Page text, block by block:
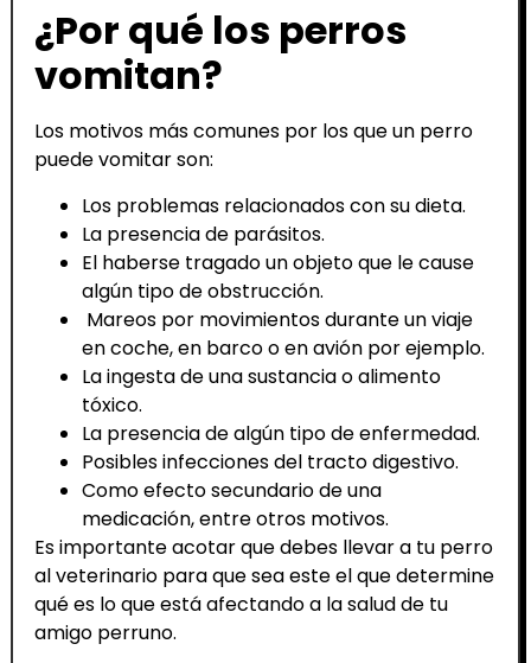
¿Por qué los perros
vomitan?
Los motivos más comunes por los que un perro
puede vomitar son:
Los problemas relacionados con su dieta.
La presencia de parásitos.
El haberse tragado un objeto que le cause
algún tipo de obstrucción.
Mareos por movimientos durante un viaje
en coche, en barco o en avión por ejemplo.
La ingesta de una sustancia o alimento
tóxico.
La presencia de algún tipo de enfermedad.
Posibles infecciones del tracto digestivo.
Como efecto secundario de una
medicación, entre otros motivos.
Es importante acotar que debes llevar a tu perro
al veterinario para que sea este el que determine
qué es lo que está afectando a la salud de tu
amigo perruno.